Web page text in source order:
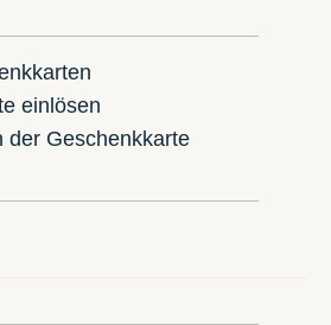
einlösen
der Geschenkkarte